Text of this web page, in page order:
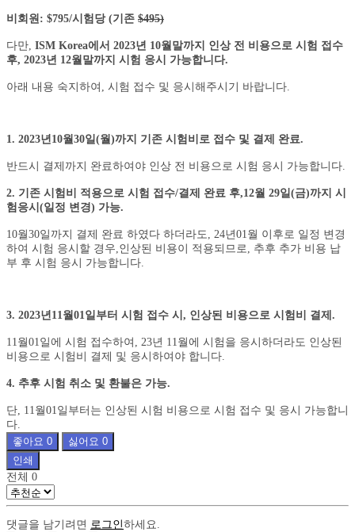
비회원: $795/시험당 (기존 $495)
다만, ISM Korea에서 2023년 10월말까지 인상 전 비용으로 시험 접수
후, 2023년 12월말까지 시험 응시 가능합니다.
아래 내용 숙지하여, 시험 접수 및 응시해주시기 바랍니다.
1. 2023년10월30일(월)까지 기존 시험비로 접수 및 결제 완료.
반드시 결제까지 완료하여야 인상 전 비용으로 시험 응시 가능합니다.
2. 기존 시험비 적용으로 시험 접수/결제 완료 후,12월 29일(금)까지 시
험응시(일정 변경) 가능.
10월30일까지 결제 완료 하였다 하더라도, 24년01월 이후로 일정 변경
하여 시험 응시할 경우,인상된 비용이 적용되므로, 추후 추가 비용 납
부 후 시험 응시 가능합니다.
3. 2023년11월01일부터 시험 접수 시, 인상된 비용으로 시험비 결제.
11월01일에 시험 접수하여, 23년 11월에 시험을 응시하더라도 인상된
비용으로 시험비 결제 및 응시하여야 합니다.
4. 추후 시험 취소 및 환불은 가능.
단, 11월01일부터는 인상된 시험 비용으로 시험 접수 및 응시 가능합니
다.
좋아요 0 싫어요 0
인쇄
전체 0
댓글을 남기려면 로그인하세요.